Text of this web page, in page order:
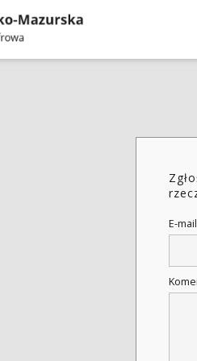
E-mail